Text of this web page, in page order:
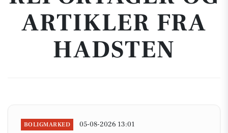
ARTIKLER FRA
HADSTEN
BOLIGMARKED 05-08-2026 13:01